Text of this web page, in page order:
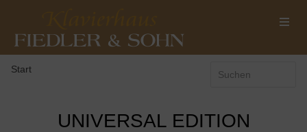
Start
UNIVERSAL EDITION